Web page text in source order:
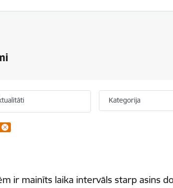
Kategorija
ir mainīts laika intervāls starp asins